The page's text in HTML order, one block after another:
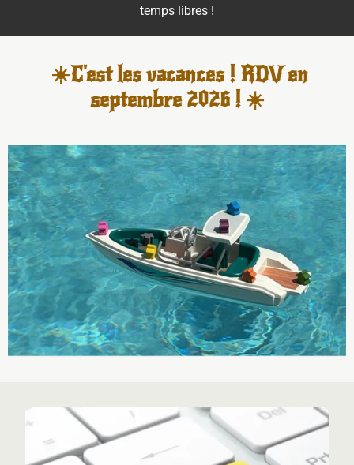
temps libres !
☀️C'est les vacances ! RDV en
septembre 2026 ! ☀️